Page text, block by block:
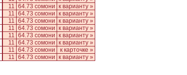
11 64.73 сомони к варианту »
11 64.73 сомони к варианту »
11 64.73 сомони к варианту »
11 64.73 сомони к варианту »
11 64.73 сомони к варианту »
11 64.73 сомони к варианту »
11 64.73 сомони
к карточке »
11 64.73 сомони к варианту »